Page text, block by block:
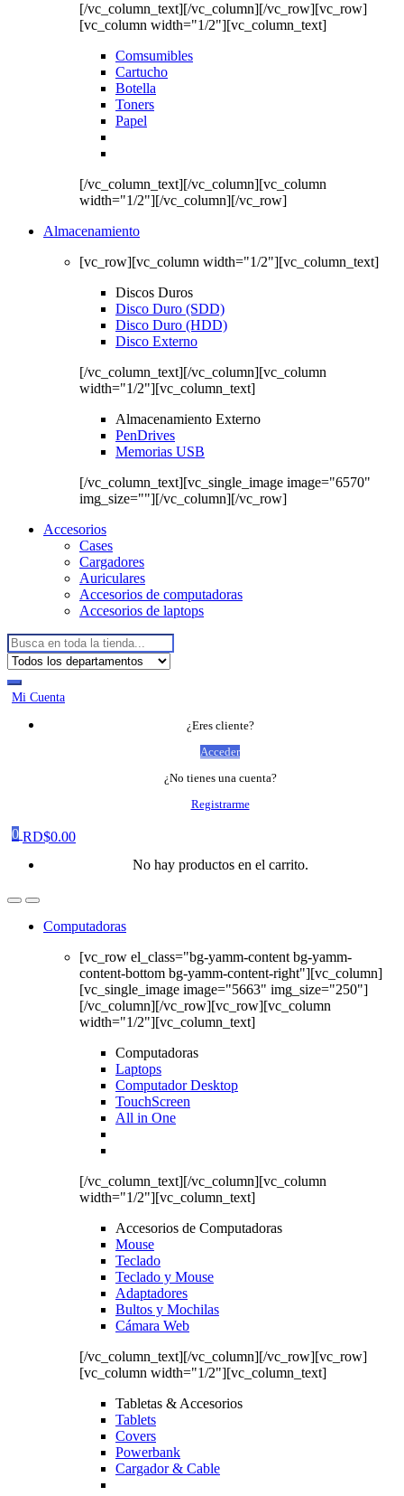
[/vc_column_text][/vc_column][/vc_row][vc_row]
[vc_column width="1/2"][vc_column_text]
Comsumibles
Cartucho
Botella
Toners
Papel
[/vc_column_text][/vc_column][vc_column
width="1/2"][/vc_column][/vc_row]
Almacenamiento
[vc_row][vc_column width="1/2"][vc_column_text]
Discos Duros
Disco Duro (SDD)
Disco Duro (HDD)
Disco Externo
[/vc_column_text][/vc_column][vc_column
width="1/2"][vc_column_text]
Almacenamiento Externo
PenDrives
Memorias USB
[/vc_column_text][vc_single_image image="6570"
img_size=""][/vc_column][/vc_row]
Accesorios
Cases
Cargadores
Auriculares
Accesorios de computadoras
Accesorios de laptops
Buscar:
Mi Cuenta
¿Eres cliente?
Acceder
¿No tienes una cuenta?
Registrarme
0 RD$0.00
No hay productos en el carrito.
Computadoras
[vc_row el_class="bg-yamm-content bg-yamm-
content-bottom bg-yamm-content-right"][vc_column]
[vc_single_image image="5663" img_size="250"]
[/vc_column][/vc_row][vc_row][vc_column
width="1/2"][vc_column_text]
Computadoras
Laptops
Computador Desktop
TouchScreen
All in One
[/vc_column_text][/vc_column][vc_column
width="1/2"][vc_column_text]
Accesorios de Computadoras
Mouse
Teclado
Teclado y Mouse
Adaptadores
Bultos y Mochilas
Cámara Web
[/vc_column_text][/vc_column][/vc_row][vc_row]
[vc_column width="1/2"][vc_column_text]
Tabletas & Accesorios
Tablets
Covers
Powerbank
Cargador & Cable